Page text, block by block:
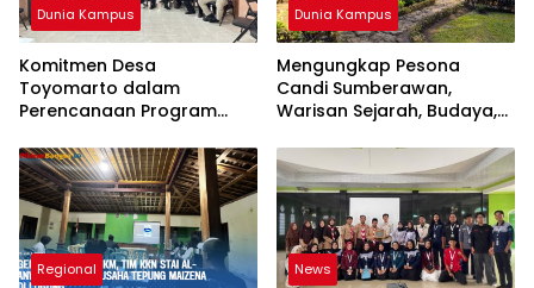
Dunia Kampus
Komitmen Desa
Toyomarto dalam
Perencanaan Program
melalui ‎Rembuk Stunting
Desa
Dunia Kampus
Mengungkap Pesona
Candi Sumberawan,
Warisan Sejarah, Budaya,
Regional News